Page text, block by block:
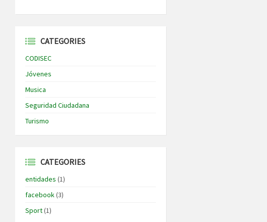
CATEGORIES
CODISEC
Jóvenes
Musica
Seguridad Ciudadana
Turismo
CATEGORIES
entidades (1)
facebook(3)
Sport(1)